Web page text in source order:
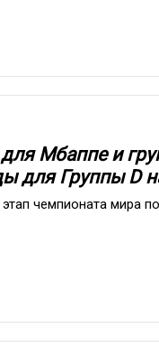
Мбаппе и
для Группы D
чемпионата мира